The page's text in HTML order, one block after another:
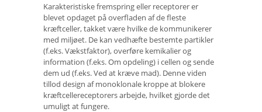
Karakteristiske fremspring eller receptorer er
blevet opdaget på overfladen af ​​de fleste
kræftceller, takket være hvilke de kommunikerer
med miljøet. De kan vedhæfte bestemte partikler
(f.eks. Vækstfaktor), overføre kemikalier og
information (f.eks. Om opdeling) i cellen og sende
dem ud (f.eks. Ved at kræve mad). Denne viden
tillod design af monoklonale kroppe at blokere
kræftcellereceptorers arbejde, hvilket gjorde det
umuligt at fungere.